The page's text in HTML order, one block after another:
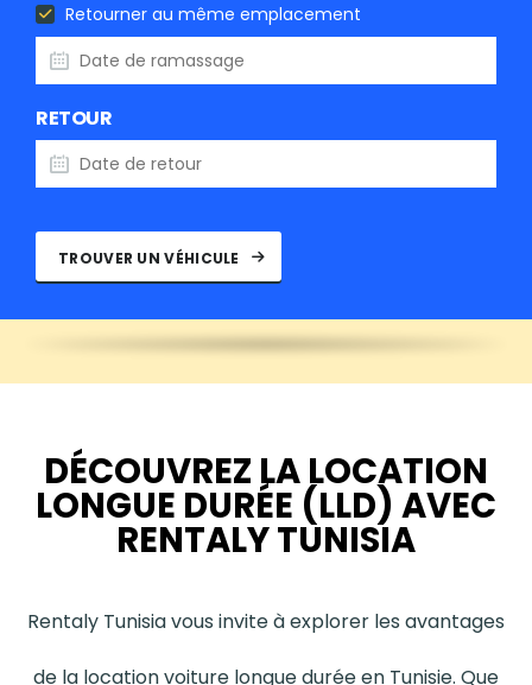
Retourner au même emplacement
RETOUR
TROUVER UN VÉHICULE
DÉCOUVREZ LA LOCATION
LONGUE DURÉE (LLD) AVEC
RENTALY TUNISIA
Rentaly Tunisia vous invite à explorer les avantages
de la location voiture longue durée en Tunisie. Que